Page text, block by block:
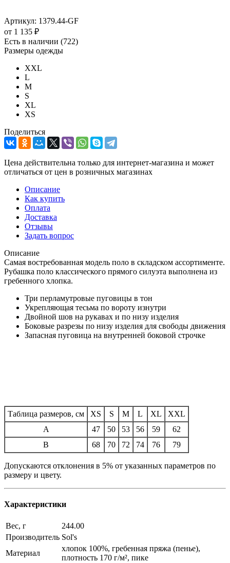
Артикул: 1379.44-GF
от 1 135 ₽
Есть в наличии (722)
Размеры одежды
XXL
L
M
S
XL
XS
Поделиться
Цена действительна только для интернет-магазина и может
отличаться от цен в розничных магазинах
Описание
Как купить
Оплата
Доставка
Отзывы
Задать вопрос
Описание
Самая востребованная модель поло в складском ассортименте.
Рубашка поло классического прямого силуэта выполнена из
гребенного хлопка.
Три перламутровые пуговицы в тон
Укрепляющая тесьма по вороту изнутри
Двойной шов на рукавах и по низу изделия
Боковые разрезы по низу изделия для свободы движения
Запасная пуговица на внутренней боковой строчке
Таблица размеров, см XS S M L XL
XXL
A
47 50 53 56 59
62
B
68 70 72 74 76 79
Допускаются отклонения в 5% от указанных параметров по
размеру и цвету.
Характеристики
Вес, г
244.00
Производитель Sol's
Материал
хлопок 100%, гребенная пряжа (пенье),
плотность 170 г/м², пике